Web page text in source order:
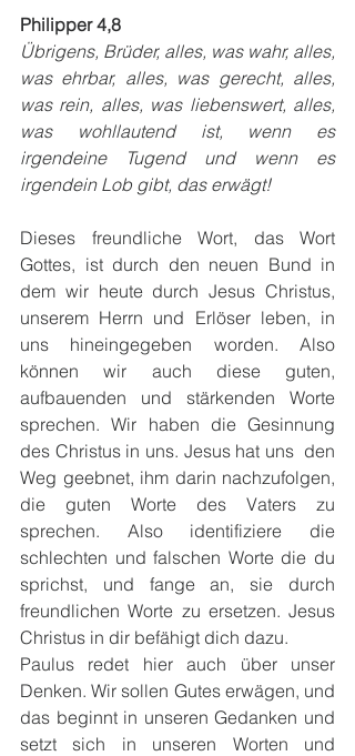
Philipper 4,8
Übrigens, Brüder, alles, was wahr, alles,
was ehrbar, alles, was gerecht, alles,
was rein, alles, was liebenswert, alles,
was wohllautend ist, wenn es
irgendeine Tugend und wenn es
irgendein Lob gibt, das erwägt!
Dieses freundliche Wort, das Wort
Gottes, ist durch den neuen Bund in
dem wir heute durch Jesus Christus,
unserem Herrn und Erlöser leben, in
uns hineingegeben worden. Also
können wir auch diese guten,
aufbauenden und stärkenden Worte
sprechen. Wir haben die Gesinnung
des Christus in uns. Jesus hat uns  den
Weg geebnet, ihm darin nachzufolgen,
die guten Worte des Vaters zu
sprechen. Also identifiziere die
schlechten und falschen Worte die du
sprichst, und fange an, sie durch
freundlichen Worte zu ersetzen. Jesus
Christus in dir befähigt dich dazu.
Paulus redet hier auch über unser
Denken. Wir sollen Gutes erwägen, und
das beginnt in unseren Gedanken und
setzt sich in unseren Worten und